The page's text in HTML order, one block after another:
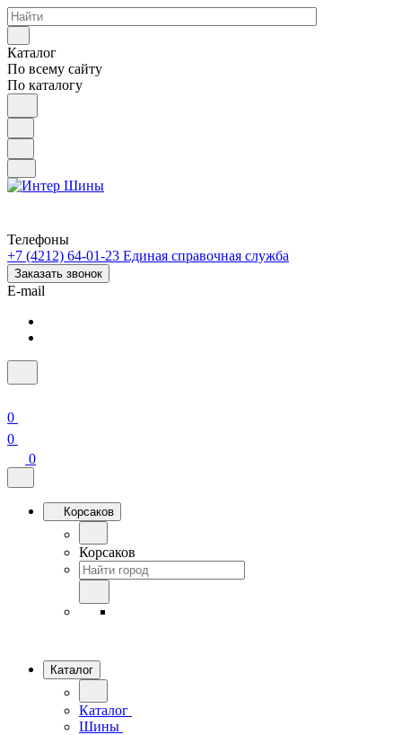
Каталог
По всему сайту
По каталогу
Телефоны
+7 (4212) 64-01-23 Единая справочная служба
Заказать звонок
E-mail
0
0
0
Корсаков
Корсаков
Каталог
Каталог
Шины